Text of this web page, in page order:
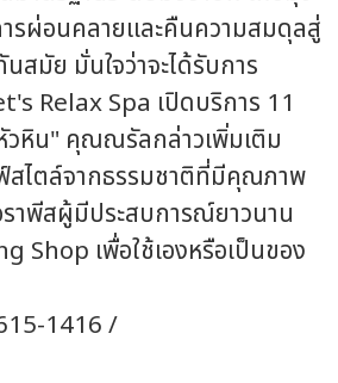
รผ่อนคลายและคืนความสมดุลสู่
มัย มั่นใจว่าจะได้รับการ
Relax Spa เปิดบริการ 11
วหิน" คุณณรัลกล่าวเพิ่มเติม
ไตล์จากธรรมชาติที่มีคุณภาพ
าพีสผู้มีประสบการณ์ยาวนาน
เพื่อใช้เองหรือเป็นของ
1416 /